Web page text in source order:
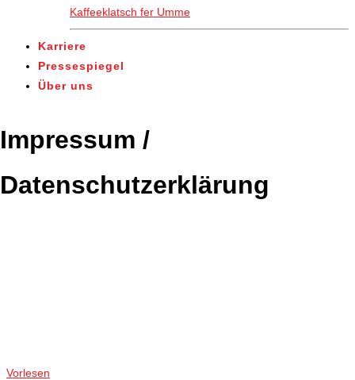
Kaffeeklatsch fer Umme
Karriere
Pressespiegel
Über uns
Impressum /
Datenschutzerklärung
Vorlesen